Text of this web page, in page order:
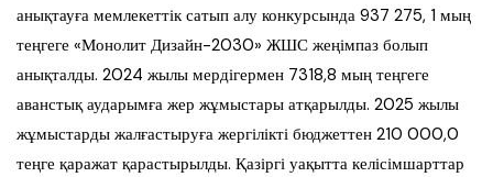
анықтауға мемлекеттік сатып алу конкурсында 937 275, 1 мың
теңгеге «Монолит Дизайн-2030» ЖШС жеңімпаз болып
анықталды. 2024 жылы мердігермен 7318,8 мың теңгеге
аванстық аударымға жер жұмыстары атқарылды. 2025 жылы
жұмыстарды жалғастыруға жергілікті бюджеттен 210 000,0
теңге қаражат қарастырылды. Қазіргі уақытта келісімшарттар